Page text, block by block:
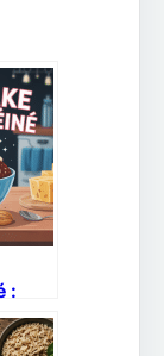
: